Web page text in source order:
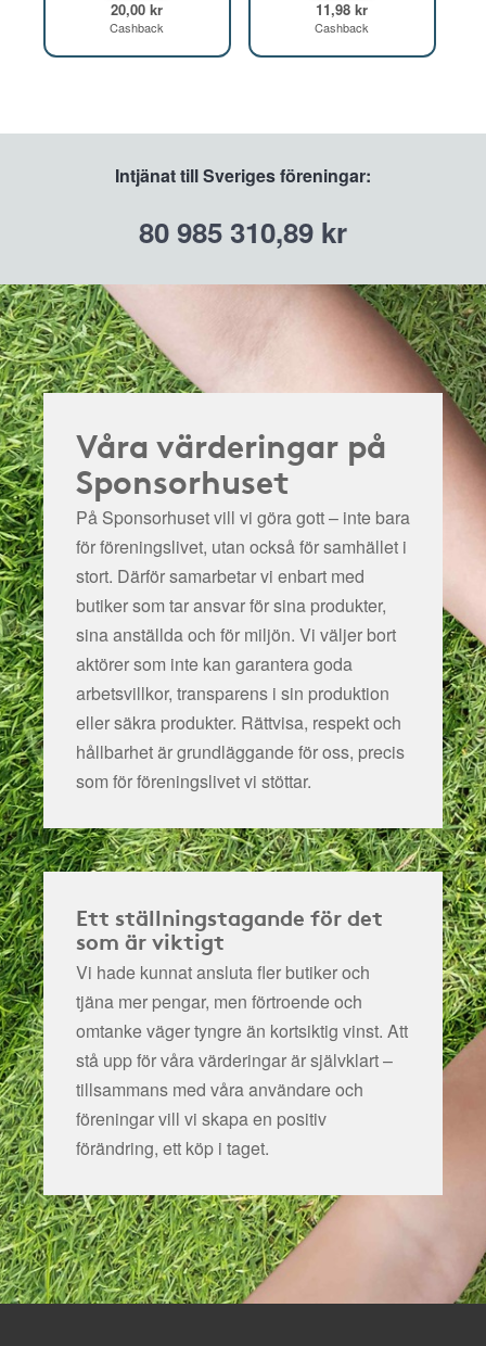
20,00 kr
Cashback
11,98 kr
Cashback
Intjänat till Sveriges föreningar:
80 985 310,89 kr
Våra värderingar på
Sponsorhuset
På Sponsorhuset vill vi göra gott – inte bara
för föreningslivet, utan också för samhället i
stort. Därför samarbetar vi enbart med
butiker som tar ansvar för sina produkter,
sina anställda och för miljön. Vi väljer bort
aktörer som inte kan garantera goda
arbetsvillkor, transparens i sin produktion
eller säkra produkter. Rättvisa, respekt och
hållbarhet är grundläggande för oss, precis
som för föreningslivet vi stöttar.
Ett ställningstagande för det
som är viktigt
Vi hade kunnat ansluta fler butiker och
tjäna mer pengar, men förtroende och
omtanke väger tyngre än kortsiktig vinst. Att
stå upp för våra värderingar är självklart –
tillsammans med våra användare och
föreningar vill vi skapa en positiv
förändring, ett köp i taget.